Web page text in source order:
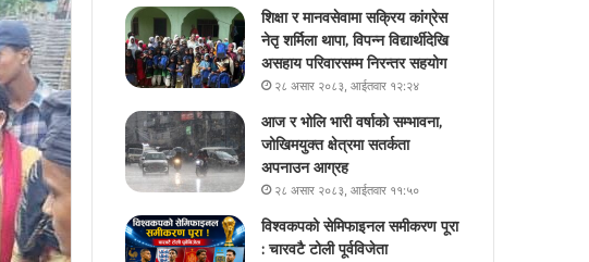
शिक्षा र मानवसेवामा सक्रिय कांग्रेस
नेतृ शर्मिला थापा, विपन्न विद्यार्थीदेखि
असहाय परिवारसम्म निरन्तर सहयोग
२८ असार २०८३, आईतवार १२:२४
आज र भोलि भारी वर्षाको सम्भावना,
जोखिमयुक्त क्षेत्रमा सतर्कता
अपनाउन आग्रह
२८ असार २०८३, आईतवार ११:५०
विश्वकपको सेमिफाइनल समीकरण पूरा
: चारवटै टोली पूर्वविजेता